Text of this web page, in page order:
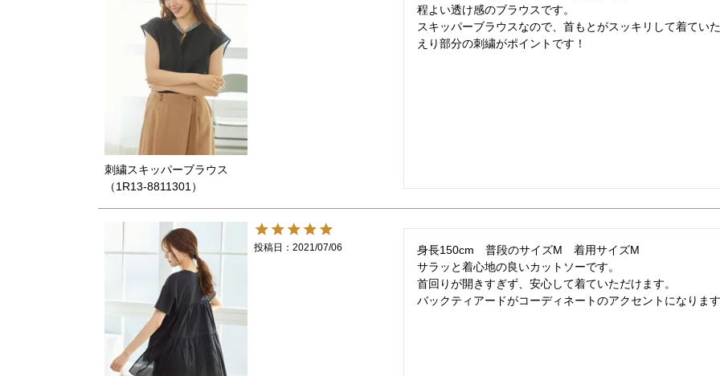
刺繍スキッパーブラウス
（1R13-8811301）
程よい透け感のブラウスです。
スキッパーブラウスなので、首もとがスッキリして着てい
えり部分の刺繍がポイントです！
投稿日 2021/07/06
身長150cm　普段のサイズM　着用サイズM
サラッと着心地の良いカットソーです。
首回りが開きすぎず、安心して着ていただけます。
バックティアードがコーディネートのアクセントになりま